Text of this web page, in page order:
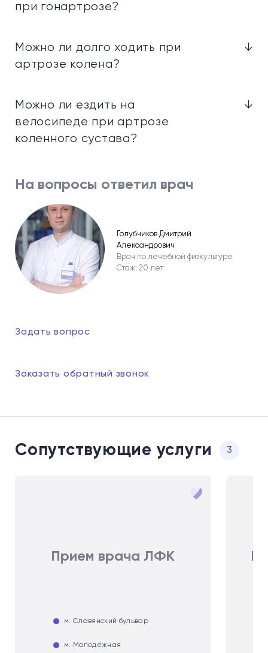
при гонартрозе?
Можно ли долго ходить при
артрозе колена?
↓
Можно ли ездить на
велосипеде при артрозе
коленного сустава?
↓
На вопросы ответил врач
Голубчиков Дмитрий
Александрович
Врач по лечебной физкультуре
Стаж: 20 лет
Задать вопрос
Заказать обратный звонок
Сопутствующие услуги 3
Прием врача ЛФК
м. Славянский бульвар
м. Молодёжная